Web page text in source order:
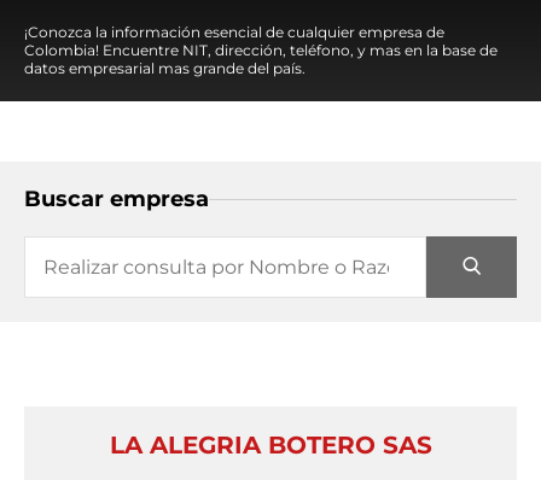
¡Conozca la información esencial de cualquier empresa de
Colombia! Encuentre NIT, dirección, teléfono, y mas en la base de
datos empresarial mas grande del país.
Buscar empresa
LA ALEGRIA BOTERO SAS